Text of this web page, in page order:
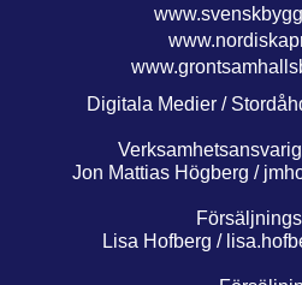
Digitala Medier /
Jon Mattias Högberg /
Lisa Hofberg /